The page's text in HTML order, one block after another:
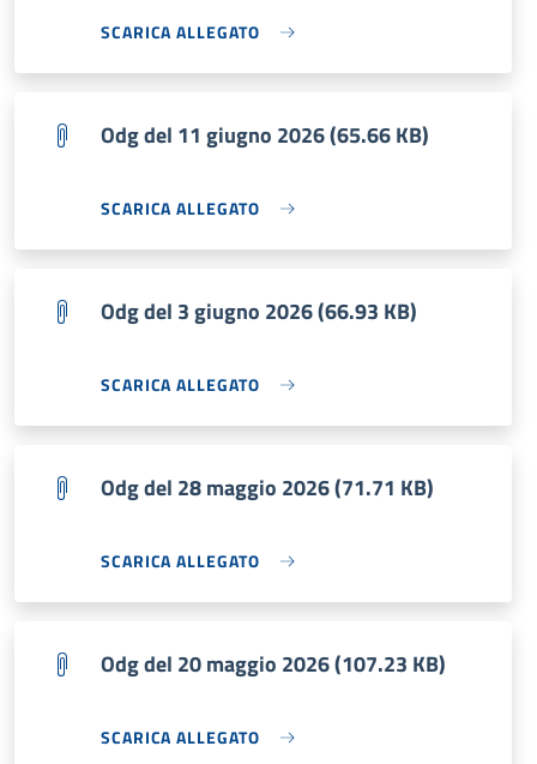
SCARICA ALLEGATO
Odg del 11 giugno 2026 (65.66 KB)
SCARICA ALLEGATO
Odg del 3 giugno 2026 (66.93 KB)
SCARICA ALLEGATO
Odg del 28 maggio 2026 (71.71 KB)
SCARICA ALLEGATO
Odg del 20 maggio 2026 (107.23 KB)
SCARICA ALLEGATO